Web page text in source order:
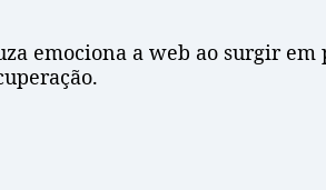
emociona a web ao surgir